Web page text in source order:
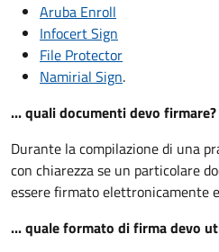
Aruba Enroll
Infocert Sign
File Protector
Namirial Sign.
... quali documenti devo firmare?
Durante la compilazione di una
con chiarezza se un particolare
essere firmato elettronicamente
... quale formato di firma devo